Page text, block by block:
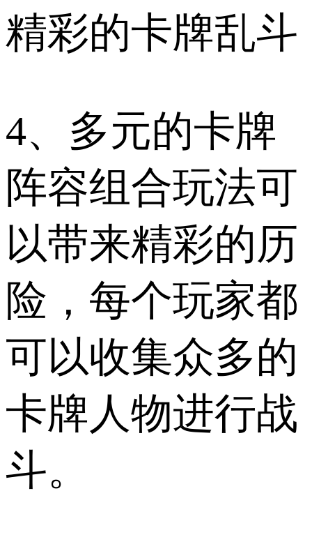
精彩的卡牌乱斗
4、多元的卡牌
阵容组合玩法可
以带来精彩的历
险，每个玩家都
可以收集众多的
卡牌人物进行战
斗。